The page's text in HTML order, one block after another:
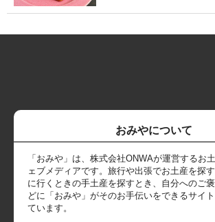
おみやについて
「おみや」は、株式会社ONWAが運営するお
ェブメディアです。旅行や出張でお土産を探
に行くときの手土産を探すとき、自分へのご
どに「おみや」がそのお手伝いをできるサイ
ています。